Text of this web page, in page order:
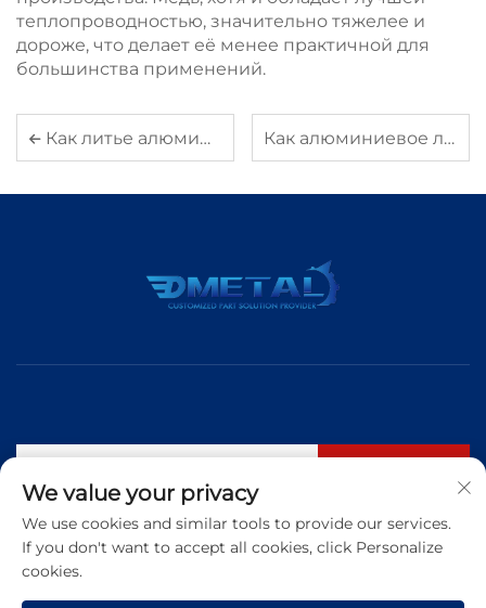
теплопроводностью, значительно тяжелее и
дороже, что делает её менее практичной для
большинства применений.
Как литье алюминия улучшает прочность и долговечность изделия Как алюминиевое литье под давлением помогает достигать сложных геометрических форм
Тел.:+86 183 5421 3960
We value your privacy
We use cookies and similar tools to provide our services.
If you don't want to accept all cookies, click Personalize
cookies.